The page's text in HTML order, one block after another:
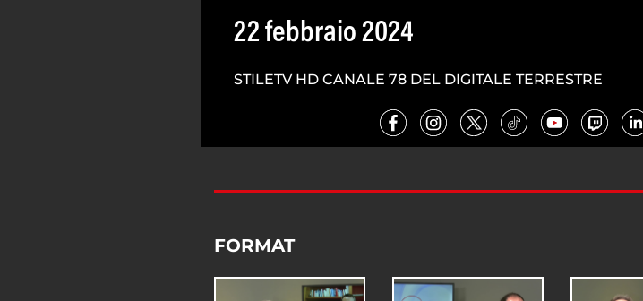
22 febbraio 2024
STILETV HD CANALE 78 DEL DIGITALE TERRESTRE
FORMAT